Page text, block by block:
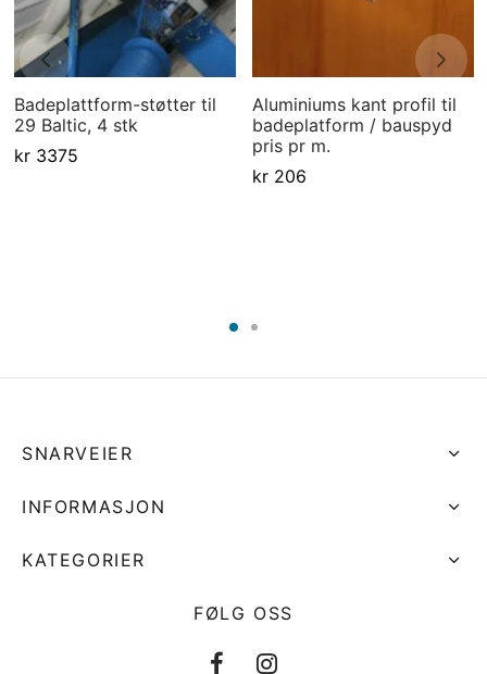
Badeplattform-støtter til
29 Baltic, 4 stk
kr3375
Aluminiums kant profil til
badeplatform / bauspyd
pris pr m.
kr206
SNARVEIER
INFORMASJON
KATEGORIER
FØLG OSS